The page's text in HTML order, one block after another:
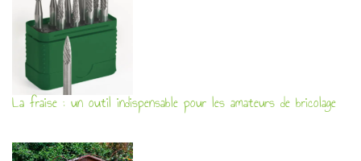
La fraise : un outil indispensable pour les amateurs de bricolage